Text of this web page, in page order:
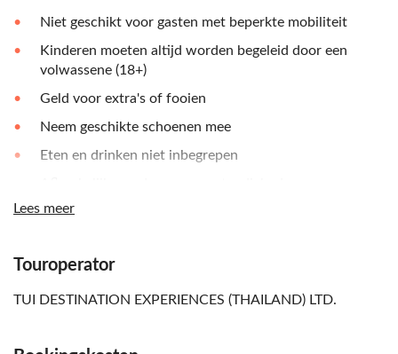
Niet geschikt voor gasten met beperkte mobiliteit
Kinderen moeten altijd worden begeleid door een
volwassene (18+)
Geld voor extra's of fooien
Neem geschikte schoenen mee
Eten en drinken niet inbegrepen
Engelssprekende gids voor alle nationaliteiten
Lees meer
Touroperator
TUI DESTINATION EXPERIENCES (THAILAND) LTD.